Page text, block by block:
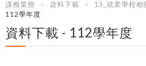
課務業務 資料下載
13_就業學程相
112學年度
資料下載 - 112學年度